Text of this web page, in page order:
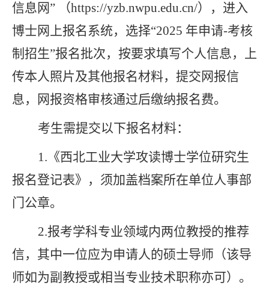
信息网” （https://yzb.nwpu.edu.cn/），进入
博士网上报名系统，选择“2025 年申请-考核
制招生”报名批次，按要求填写个人信息，上
传本人照片及其他报名材料，提交网报信
息，网报资格审核通过后缴纳报名费。
考生需提交以下报名材料：
1. 《西北工业大学攻读博士学位研究生
报名登记表》 ， 须加盖档案所在单位人事部
门公章。
2.报考学科专业领域内两位教授的推荐
信， 其中一位应为申请人的硕士导师（该导
师如为副教授或相当专业技术职称亦可）。